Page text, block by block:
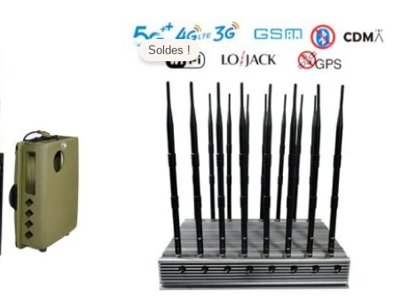
Soldes !
Le
prix
initial
était :
1.999,00€.
Le
prix
actuel
est :
999,99€.